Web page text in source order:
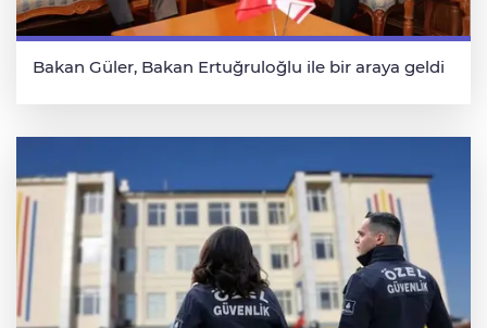
Bakan Güler, Bakan Ertuğruloğlu ile bir araya geldi